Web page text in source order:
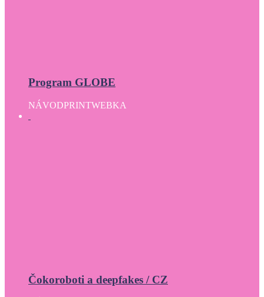
Program GLOBE
NÁVODPRINTWEBKA
Čokoroboti a deepfakes / CZ